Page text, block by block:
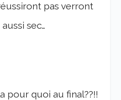
pas verront
sec…
pour quoi au final??!!